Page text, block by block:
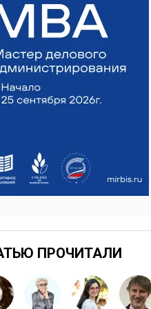
ПРОЧИТАЛИ